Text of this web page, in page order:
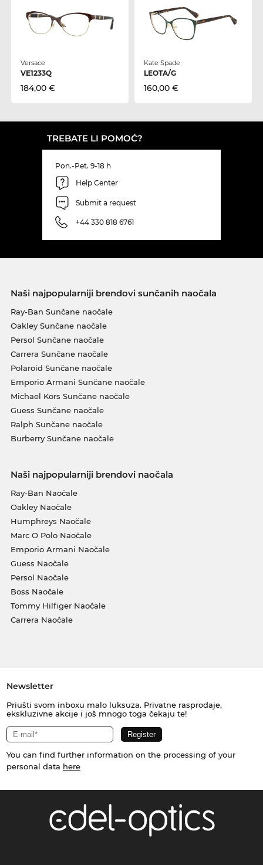
Versace
VE1233Q
184,00 €
Kate Spade
LEOTA/G
160,00 €
TREBATE LI POMOĆ?
Pon.-Pet. 9-18 h
Help Center
Submit a request
+44 330 818 6761
Naši najpopularniji brendovi sunčanih naočala
Ray-Ban Sunčane naočale
Oakley Sunčane naočale
Persol Sunčane naočale
Carrera Sunčane naočale
Polaroid Sunčane naočale
Emporio Armani Sunčane naočale
Michael Kors Sunčane naočale
Guess Sunčane naočale
Ralph Sunčane naočale
Burberry Sunčane naočale
Naši najpopularniji brendovi naočala
Ray-Ban Naočale
Oakley Naočale
Humphreys Naočale
Marc O Polo Naočale
Emporio Armani Naočale
Guess Naočale
Persol Naočale
Boss Naočale
Tommy Hilfiger Naočale
Carrera Naočale
Newsletter
Priušti svom inboxu malo luksuza. Privatne rasprodaje,
ekskluzivne akcije i još mnogo toga čekaju te!
You can find further information on the processing of your
personal data here